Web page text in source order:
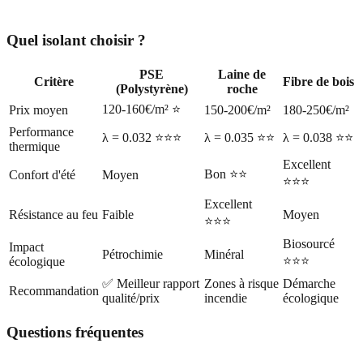
Quel isolant choisir ?
Critère
PSE
(Polystyrène)
Laine de
roche
Fibre de bois
Prix moyen 120-160€/m² ⭐ 150-200€/m²
180-250€/m²
Performance
thermique
λ = 0.032 ⭐⭐⭐ λ = 0.035 ⭐⭐ λ = 0.038 ⭐⭐
Confort d'été Moyen Bon ⭐⭐
Excellent
⭐⭐⭐
Résistance au feu Faible
Excellent
⭐⭐⭐
Moyen
Impact
écologique
Pétrochimie Minéral
Biosourcé
⭐⭐⭐
Recommandation
✅ Meilleur rapport
qualité/prix
Zones à risque
incendie
Démarche
écologique
Questions fréquentes